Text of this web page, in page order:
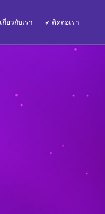
เกี่ยวกับเรา ติดต่อเรา